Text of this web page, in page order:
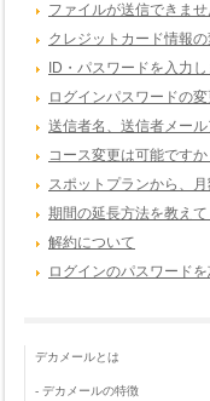
ファイルが送信できませ
クレジットカード情報
ID・パスワードを入力
ログインパスワードの
送信者名、送信者メー
コース変更は可能ですか
スポットプランから、
期間の延長方法を教えて
解約について
ログインのパスワード
デカメールとは
- デカメールの特徴